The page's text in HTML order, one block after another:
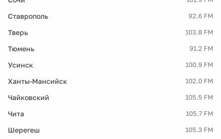
Ставрополь 92.6 FM
Тверь 103.8 FM
Тюмень 91.2 FM
Усинск 100.9 FM
Ханты-Мансийск 102.0 FM
Чайковский 105.5 FM
Чита 105.7 FM
Шерегеш 105.3 FM